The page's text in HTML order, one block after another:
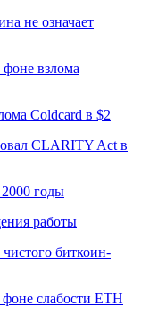
не означает
взлома
Coldcard в $2
CLARITY Act в
годы
работы
биткоин-
слабости ETH